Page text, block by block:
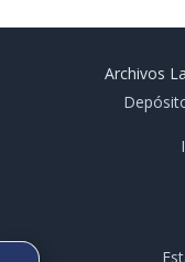
Archivos